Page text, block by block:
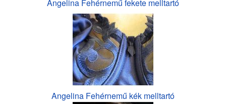
Angelina Fehérnemű fekete melltartó
Angelina Fehérnemű kék melltartó